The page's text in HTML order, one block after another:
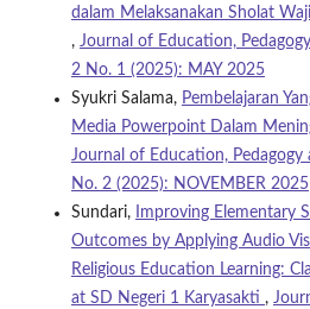
dalam Melaksanakan Sholat
, Journal of Education,
2 No. 1 (2025): MAY 2025
Syukri Salama, Pembelajaran
Media Powerpoint Dalam
Journal of Education, Pedagogy
No. 2 (2025): NOVEMBER 2025
Sundari,
Improving Elementary
Outcomes by Applying Audio
Religious Education Learning:
at SD Negeri 1 Karyasakti ,